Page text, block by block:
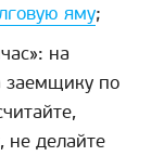
яму;
на
заемщику по
не делайте